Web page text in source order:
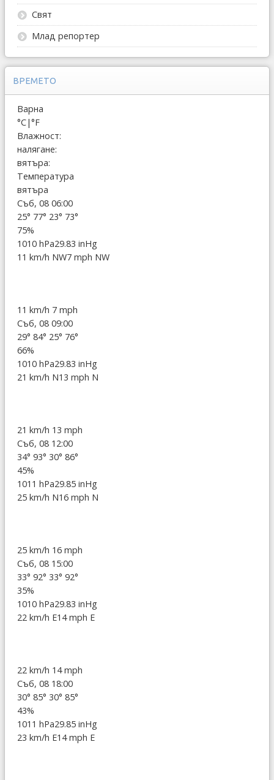
Свят
Млад репортер
ВРЕМЕТО
Варна
°C|°F
Влажност:
налягане:
вятъра:
Температура
вятъра
Съб, 08 06:00
25° 77° 23° 73°
75%
1010 hPa29.83 inHg
11 km/h NW7 mph NW
11 km/h 7 mph
Съб, 08 09:00
29° 84° 25° 76°
66%
1010 hPa29.83 inHg
21 km/h N13 mph N
21 km/h 13 mph
Съб, 08 12:00
34° 93° 30° 86°
45%
1011 hPa29.85 inHg
25 km/h N16 mph N
25 km/h 16 mph
Съб, 08 15:00
33° 92° 33° 92°
35%
1010 hPa29.83 inHg
22 km/h E14 mph E
22 km/h 14 mph
Съб, 08 18:00
30° 85° 30° 85°
43%
1011 hPa29.85 inHg
23 km/h E14 mph E